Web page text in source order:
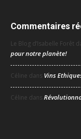
Commentaires
Le Blog d’Isabelle Forêt
pour notre planète!
Céline dans Vins
Céline dans